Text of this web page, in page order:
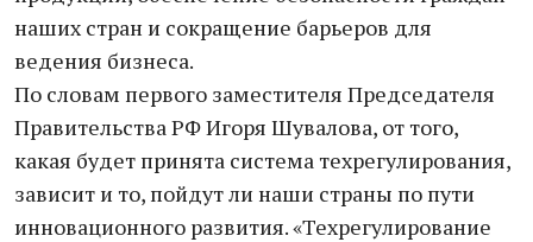
наших стран и сокращение барьеров для
ведения бизнеса.
По словам первого заместителя Председателя
Правительства РФ Игоря Шувалова, от того,
какая будет принята система техрегулирования,
зависит и то, пойдут ли наши страны по пути
инновационного развития. «Техрегулирование